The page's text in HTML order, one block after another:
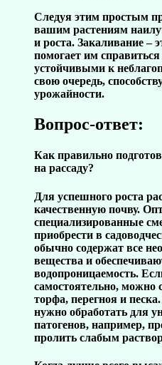
Следуя этим простым
вашим растениям
и роста. Закаливание –
помогает им
устойчивыми к
свою очередь,
урожайности.
Вопрос-ответ:
Как правильно
на рассаду?
Для успешного роста
качественную почву.
специализированные
приобрести в
обычно содержат все
вещества и
водопроницаемость.
самостоятельно, можно
торфа, перегноя и
нужно обработать для
патогенов, например,
пролить слабым